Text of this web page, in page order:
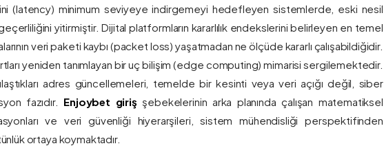
(latency) minimum seviyeye indirgemeyi hedefleyen sistemlerde, eski nesil
yitirmiştir. Dijital platformların kararlılık endekslerini belirleyen en temel
veri paketi kaybı (packet loss) yaşatmadan ne ölçüde kararlı çalışabildiğidir.
yeniden tanımlayan bir uç bilişim (edge computing) mimarisi sergilemektedir.
adres güncellemeleri, temelde bir kesinti veya veri açığı değil, siber
fazıdır. Enjoybet giriş şebekelerinin arka planında çalışan matematiksel
ve veri güvenliği hiyerarşileri, sistem mühendisliği perspektifinden
ortaya koymaktadır.